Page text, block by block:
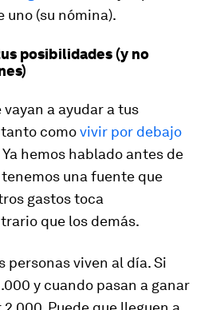
uno (su nómina).
posibilidades (y no
a ayudar a tus
comovivir por debajo
Ya hemos hablado antes de
una fuente que
gastos toca
que los demás.
personas viven al día. Si
y cuando pasan a ganar